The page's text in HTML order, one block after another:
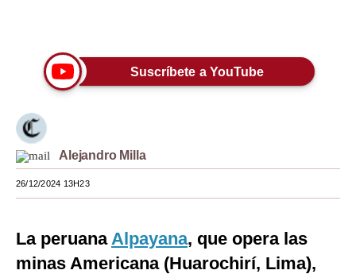
Lujo
Viajes
Moda
Estilos
Mundo
México
Suscríbete a YouTube
Alejandro Milla
26/12/2024 13H23
La peruanaAlpayana, que opera las
minas Americana (Huarochirí, Lima),